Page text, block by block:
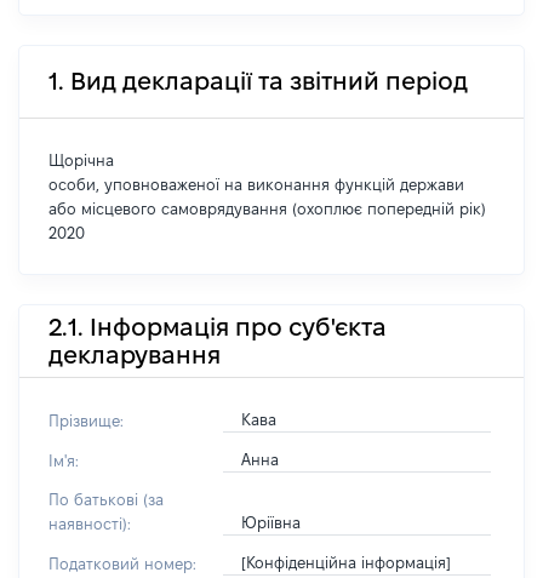
1. Вид декларації та звітний період
Щорічна
особи, уповноваженої на виконання функцій держави
або місцевого самоврядування (охоплює попередній рік)
2020
2.1. Інформація про суб'єкта
декларування
Прізвище: Кава
Ім'я: Анна
По батькові (за
наявності):
Юріївна
Податковий номер: [Конфіденційна інформація]